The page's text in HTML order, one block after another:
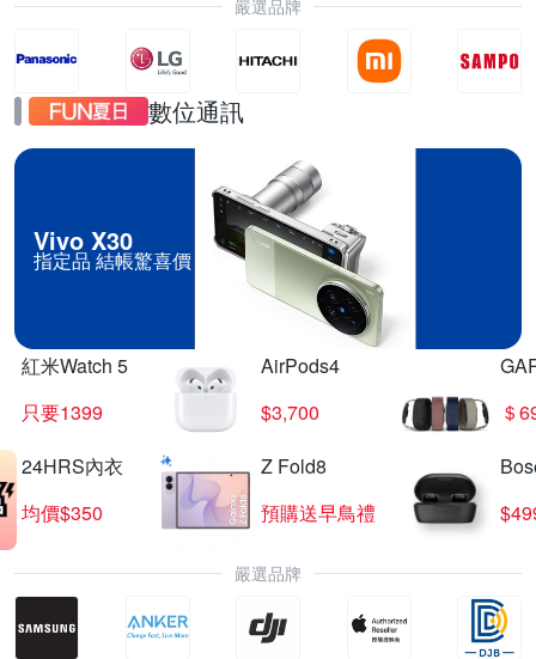
嚴選品牌
數位通訊
Vivo X30
指定品 結帳驚喜價
紅米Watch 5
只要1399
AirPods4
$3,700
＄
24HRS內衣
均價$350
Z Fold8
預購送早鳥禮
嚴選品牌